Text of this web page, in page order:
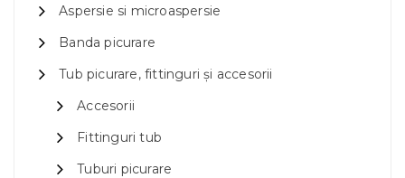
Aspersie si microaspersie
Banda picurare
Tub picurare, fittinguri și accesorii
Accesorii
Fittinguri tub
Tuburi picurare